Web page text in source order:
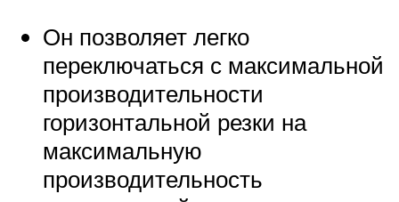
Он позволяет легко
переключаться с максимальной
производительности
горизонтальной резки на
максимальную
производительность